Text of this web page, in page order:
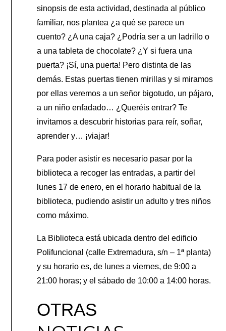
sinopsis de esta actividad, destinada al público
familiar, nos plantea ¿a qué se parece un
cuento? ¿A una caja? ¿Podría ser a un ladrillo o
a una tableta de chocolate? ¿Y si fuera una
puerta? ¡Sí, una puerta! Pero distinta de las
demás. Estas puertas tienen mirillas y si miramos
por ellas veremos a un señor bigotudo, un pájaro,
a un niño enfadado… ¿Queréis entrar? Te
invitamos a descubrir historias para reír, soñar,
aprender y… ¡viajar!
Para poder asistir es necesario pasar por la
biblioteca a recoger las entradas, a partir del
lunes 17 de enero, en el horario habitual de la
biblioteca, pudiendo asistir un adulto y tres niños
como máximo.
La Biblioteca está ubicada dentro del edificio
Polifuncional (calle Extremadura, s/n – 1ª planta)
y su horario es, de lunes a viernes, de 9:00 a
21:00 horas; y el sábado de 10:00 a 14:00 horas.
OTRAS